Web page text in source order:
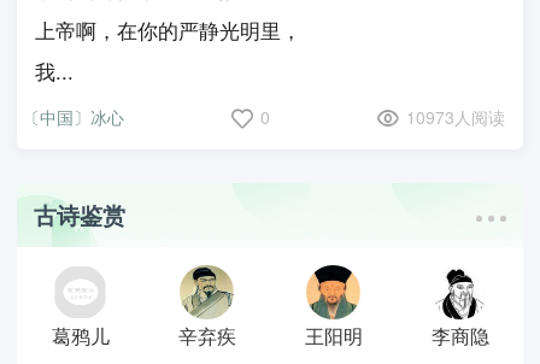
上帝啊，在你的严静光明里，
我...
〔中国〕冰心 0 10973人阅读
古诗鉴赏
葛鸦儿 辛弃疾 王阳明 李商隐